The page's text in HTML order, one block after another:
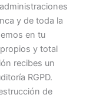
y de toda la
en tu
y total
recibes un
RGPD.
de